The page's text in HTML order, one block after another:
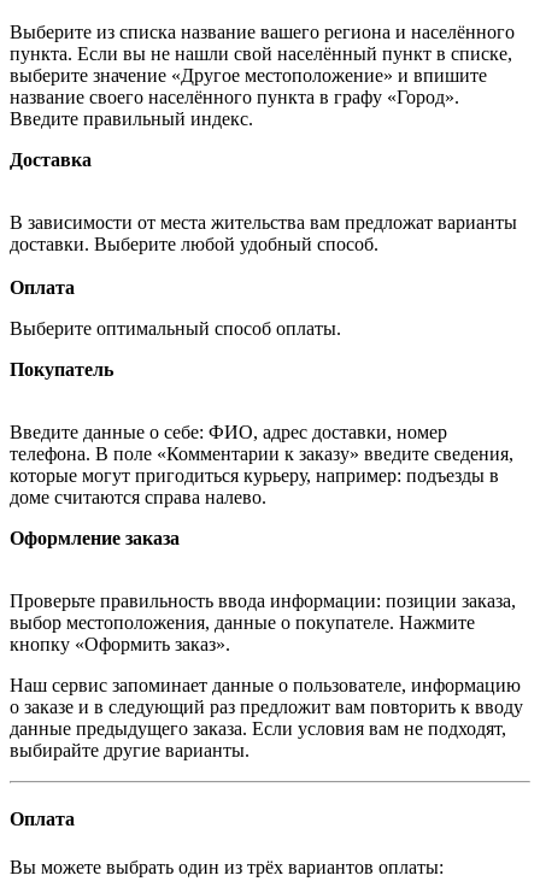
Выберите из списка название вашего региона и населённого
пункта. Если вы не нашли свой населённый пункт в списке,
выберите значение «Другое местоположение» и впишите
название своего населённого пункта в графу «Город».
Введите правильный индекс.
Доставка
В зависимости от места жительства вам предложат варианты
доставки. Выберите любой удобный способ.
Оплата
Выберите оптимальный способ оплаты.
Покупатель
Введите данные о себе: ФИО, адрес доставки, номер
телефона. В поле «Комментарии к заказу» введите сведения,
которые могут пригодиться курьеру, например: подъезды в
доме считаются справа налево.
Оформление заказа
Проверьте правильность ввода информации: позиции заказа,
выбор местоположения, данные о покупателе. Нажмите
кнопку «Оформить заказ».
Наш сервис запоминает данные о пользователе, информацию
о заказе и в следующий раз предложит вам повторить к вводу
данные предыдущего заказа. Если условия вам не подходят,
выбирайте другие варианты.
Оплата
Вы можете выбрать один из трёх вариантов оплаты: